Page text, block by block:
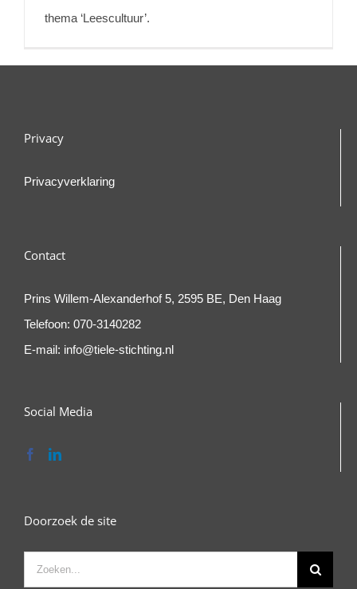
thema ‘Leescultuur’.
Privacy
Privacyverklaring
Contact
Prins Willem-Alexanderhof 5, 2595 BE, Den Haag
Telefoon: 070-3140282
E-mail: info@tiele-stichting.nl
Social Media
Doorzoek de site
Zoeken